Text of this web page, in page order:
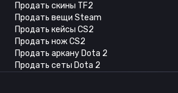
Продать скины TF2
Продать вещи Steam
Продать кейсы CS2
Продать нож CS2
Продать аркану Dota 2
Продать сеты Dota 2